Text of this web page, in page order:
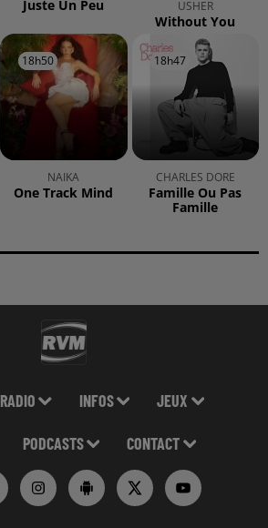
Juste Un Peu
USHER
Without You
18h50
18h50
NAIKA
One Track Mind
18h47
18h47
CHARLES DORE
Famille Ou Pas
Famille
RADIO INFOS JEUX
PODCASTS CONTACT